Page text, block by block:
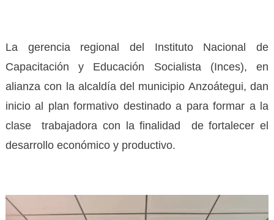
La gerencia regional del Instituto Nacional de
Capacitación y Educación Socialista (Inces), en
alianza con la alcaldía del municipio Anzoátegui, dan
inicio al plan formativo destinado a para formar a la
clase trabajadora con la finalidad de fortalecer el
desarrollo económico y productivo.